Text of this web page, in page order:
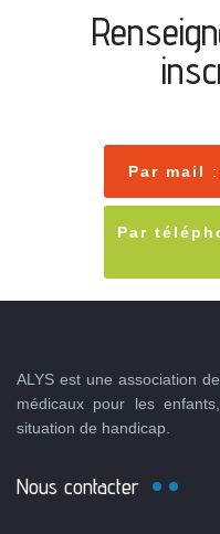
Par mail
Par
ALYS est une association
médicaux pour les
situation de handicap.
Nous contacter